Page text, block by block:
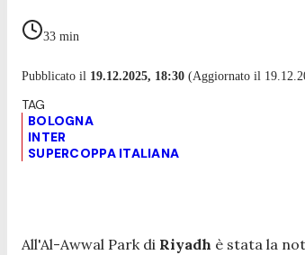
33 min
Pubblicato il 19.12.2025, 18:30 (Aggiornato il
BOLOGNA
INTER
SUPERCOPPA ITALIANA
All'Al-Awwal Park di Riyadh è stata la